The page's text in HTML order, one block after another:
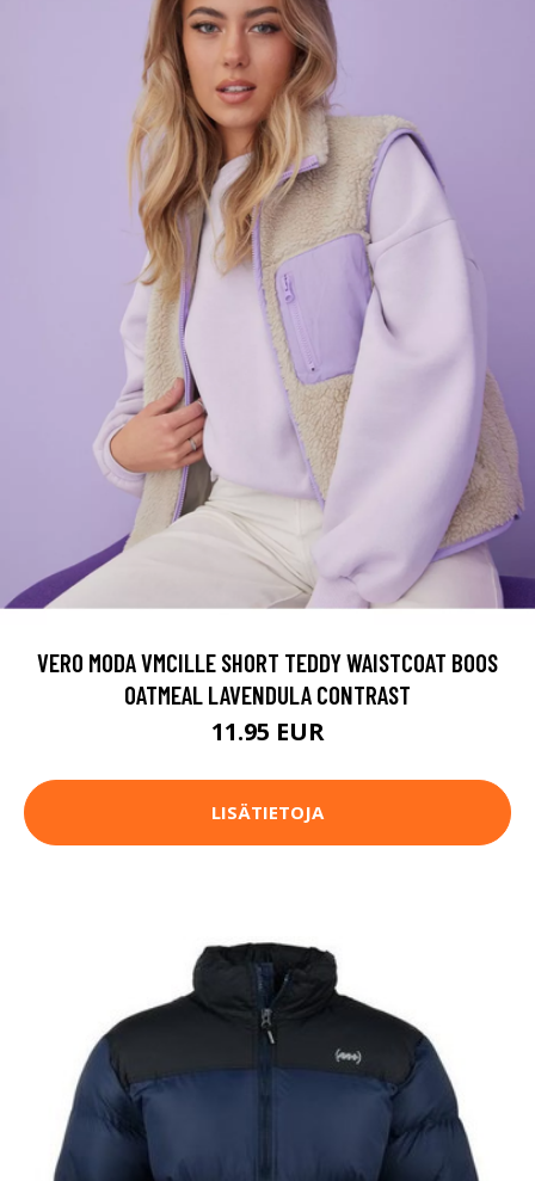
VERO MODA VMCILLE SHORT TEDDY WAISTCOAT BOOS
OATMEAL LAVENDULA CONTRAST
11.95 EUR
LISÄTIETOJA